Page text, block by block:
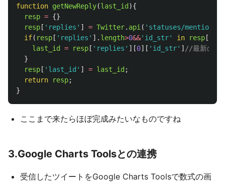
function getNewReply(last_id ){
resp = {}
resp [ ' replies ' ] = Twitter. api ( ' statuses/
if( resp [ ' replies ' ]. length>0&&' id_str' in resp [
last_id
= resp [ ' replies ' ][0][ ' id_str' ] //最新のID
}
resp [ ' last_id ' ] = last_id ;
return
resp;
}
ここまで来たらほぼ完成みたいなものですね
3.Google Charts Toolsとの連携
受信したツイートをGoogle Charts Toolsで数式の画